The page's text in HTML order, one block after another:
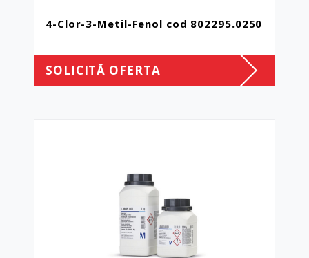
4-Clor-3-Metil-Fenol cod 802295.0250
SOLICITĂ OFERTA